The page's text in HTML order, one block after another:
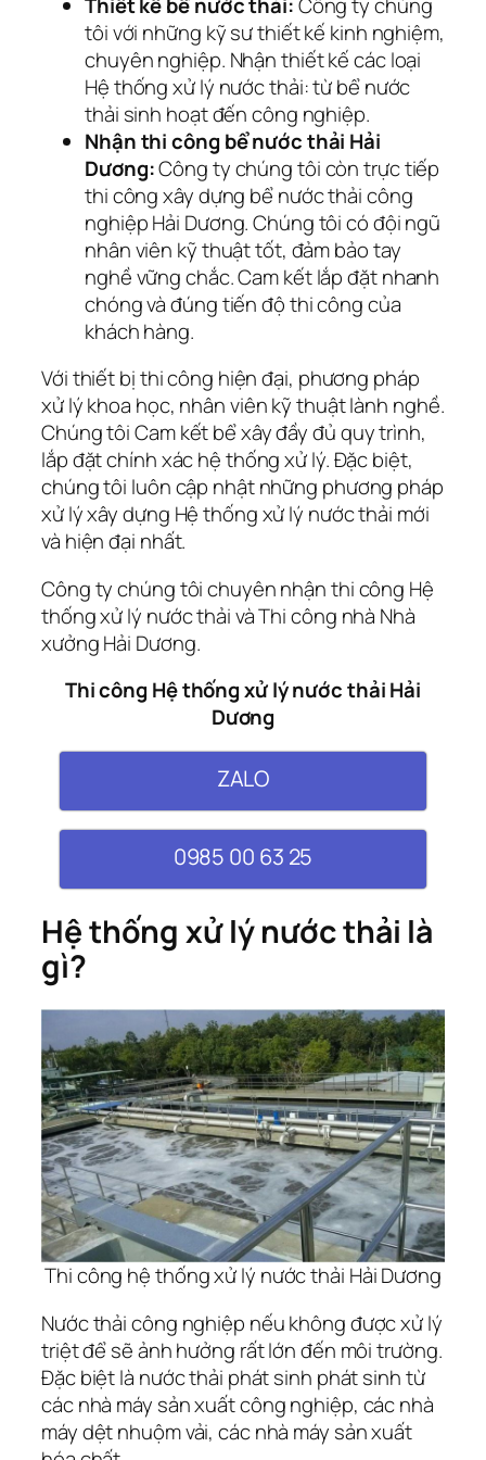
tôi với những kỹ sư thiết kế kinh nghiệm,
chuyên nghiệp. Nhận thiết kế các loại
Hệ thống xử lý nước thải: từ bể nước
thải sinh hoạt đến công nghiệp.
Nhận thi công bể nước thải Hải
Dương:Công ty chúng tôi còn trực tiếp
thi công xây dựng bể nước thải công
nghiệp Hải Dương. Chúng tôi có đội ngũ
nhân viên kỹ thuật tốt, đảm bảo tay
nghề vững chắc. Cam kết lắp đặt nhanh
chóng và đúng tiến độ thi công của
khách hàng.
Với thiết bị thi công hiện đại, phương pháp
xử lý khoa học, nhân viên kỹ thuật lành nghề.
Chúng tôi Cam kết bể xây đầy đủ quy trình,
lắp đặt chính xác hệ thống xử lý. Đặc biệt,
chúng tôi luôn cập nhật những phương pháp
xử lý xây dựng Hệ thống xử lý nước thải mới
và hiện đại nhất.
Công ty chúng tôi chuyên nhận thi công Hệ
thống xử lý nước thải và Thi công nhà Nhà
xưởng Hải Dương.
Thi công Hệ thống xử lý nước thải Hải
Dương
ZALO
0985 00 63 25
Hệ thống xử lý nước thải là
gì?
Thi công hệ thống xử lý nước thải Hải Dương
Nước thải công nghiệp nếu không được xử lý
triệt để sẽ ảnh hưởng rất lớn đến môi trường.
Đặc biệt là nước thải phát sinh phát sinh từ
các nhà máy sản xuất công nghiệp, các nhà
máy dệt nhuộm vải, các nhà máy sản xuất